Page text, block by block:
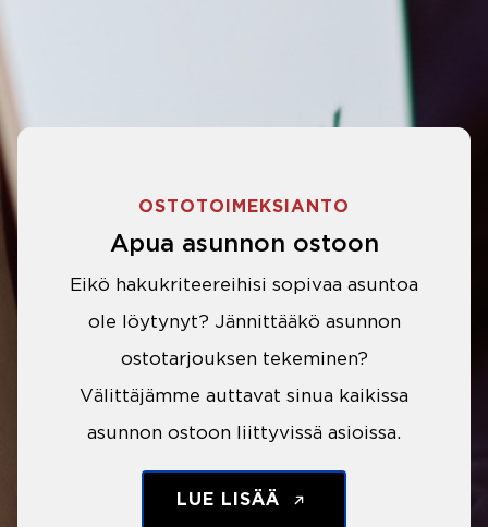
OSTOTOIMEKSIANTO
Apua asunnon ostoon
Eikö hakukriteereihisi sopivaa asuntoa
ole löytynyt? Jännittääkö asunnon
ostotarjouksen tekeminen?
Välittäjämme auttavat sinua kaikissa
asunnon ostoon liittyvissä asioissa.
LUE LISÄÄ